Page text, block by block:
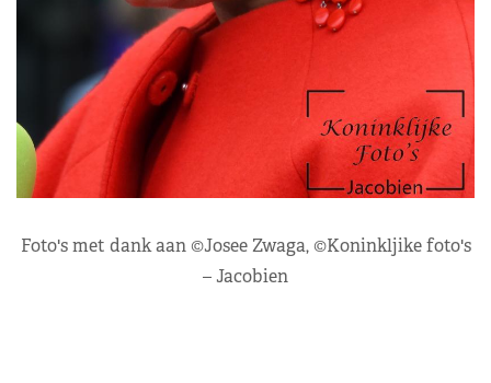
Foto's met dank aan ©Josee Zwaga, ©Koninkljike foto's
– Jacobien